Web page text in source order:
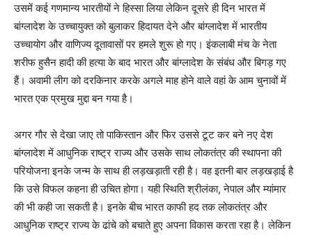
उसमें कई गणमान्य भारतीयों ने हिस्सा लिया लेकिन दूसरे ही दिन भारत में
बांग्लादेश के उच्चायुक्त को बुलाकर हिदायत देने और बांग्लादेश में भारतीय
उच्चायोग और वाणिज्य दूतावासों पर हमले शुरू हो गए। इंकलाबी मंच के नेता
शरीफ हुसैन हादी की हत्या के बाद भारत और बांग्लादेश के संबंध और बिगड़ गए
हैं। अवामी लीग को दरकिनार करके अगले माह होने वाले वहां के आम चुनावों में
भारत एक प्रमुख मुद्दा बन गया है।
अगर गौर से देखा जाए तो पाकिस्तान और फिर उससे टूट कर बने नए देश
बांग्लादेश में आधुनिक राष्ट्र राज्य और उसके साथ लोकतंत्र की स्थापना की
परियोजना इनके जन्म के साथ ही लड़खड़ाती रही है। वह इतनी बार लड़खड़ाई है
कि उसे विफल कहना ही उचित होगा। यही स्थिति श्रीलंका, नेपाल और म्यांमार
की भी कही जा सकती है। इनके बीच भारत काफी हद तक लोकतंत्र और
आधुनिक राष्ट्र राज्य के ढांचे को बचाते हुए अपना विकास करता रहा है। लेकिन